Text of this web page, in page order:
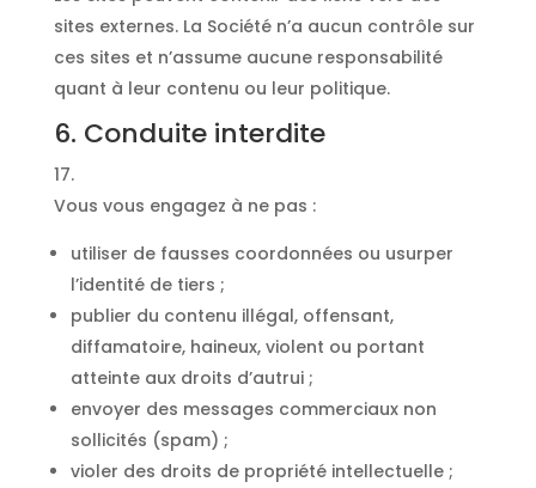
sites externes. La Société n’a aucun contrôle sur
ces sites et n’assume aucune responsabilité
quant à leur contenu ou leur politique.
6. Conduite interdite
Vous vous engagez à ne pas :
utiliser de fausses coordonnées ou usurper
l’identité de tiers ;
publier du contenu illégal, offensant,
diffamatoire, haineux, violent ou portant
atteinte aux droits d’autrui ;
envoyer des messages commerciaux non
sollicités (spam) ;
violer des droits de propriété intellectuelle ;